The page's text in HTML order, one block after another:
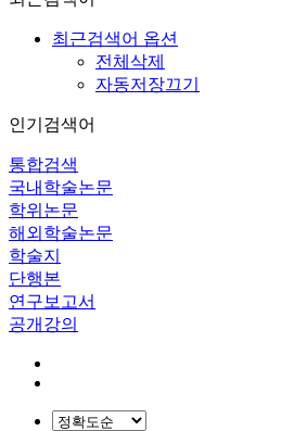
최근검색어 옵션
전체삭제
자동저장끄기
인기검색어
통합검색
국내학술논문
학위논문
해외학술논문
학술지
단행본
연구보고서
공개강의